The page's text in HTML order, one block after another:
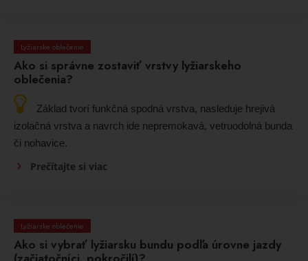
Lyžiarske oblečenie
Ako si správne zostaviť vrstvy lyžiarskeho
oblečenia?
Základ tvorí funkčná spodná vrstva, nasleduje hrejivá
izolačná vrstva a navrch ide nepremokavá, vetruodolná bunda
či nohavice.
Prečítajte si viac
Lyžiarske oblečenie
Ako si vybrať lyžiarsku bundu podľa úrovne jazdy